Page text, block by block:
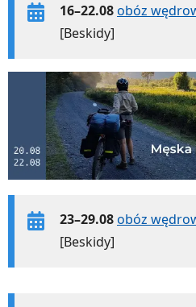
16–22.08obóz
[Beskidy]
23–29.08obóz
[Beskidy]